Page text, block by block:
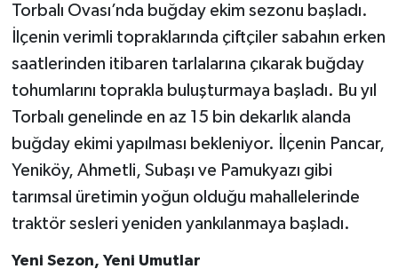
Torbalı Ovası’nda buğday ekim sezonu başladı.
İlçenin verimli topraklarında çiftçiler sabahın erken
saatlerinden itibaren tarlalarına çıkarak buğday
tohumlarını toprakla buluşturmaya başladı. Bu yıl
Torbalı genelinde en az 15 bin dekarlık alanda
buğday ekimi yapılması bekleniyor. İlçenin Pancar,
Yeniköy, Ahmetli, Subaşı ve Pamukyazı gibi
tarımsal üretimin yoğun olduğu mahallelerinde
traktör sesleri yeniden yankılanmaya başladı.
Yeni Sezon, Yeni Umutlar